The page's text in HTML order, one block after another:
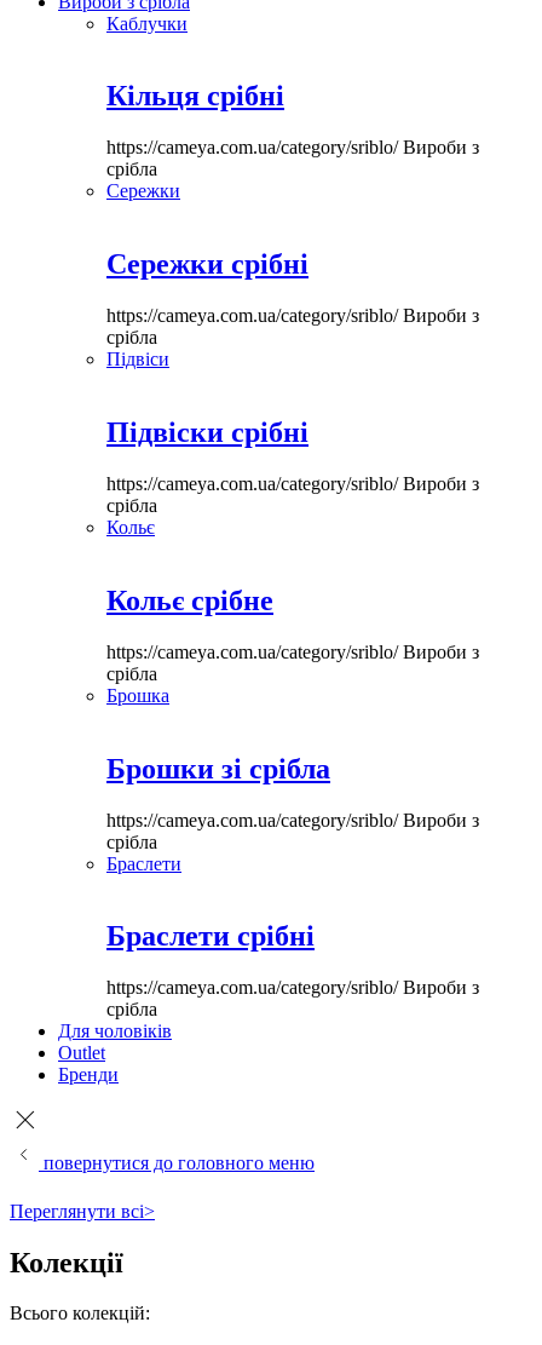
Каблучки
Кільця срібні
https://cameya.com.ua/category/sriblo/Вироби з
срібла
Сережки
Сережки срібні
https://cameya.com.ua/category/sriblo/Вироби з
срібла
Підвіси
Підвіски срібні
https://cameya.com.ua/category/sriblo/Вироби з
срібла
Кольє
Кольє срібне
https://cameya.com.ua/category/sriblo/Вироби з
срібла
Брошка
Брошки зі срібла
https://cameya.com.ua/category/sriblo/Вироби з
срібла
Браслети
Браслети срібні
https://cameya.com.ua/category/sriblo/Вироби з
срібла
Для чоловіків
Outlet
Бренди
повернутися до головного меню
Переглянути всі>
Колекції
Всього колекцій: